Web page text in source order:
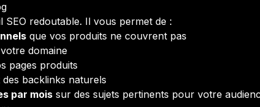
redoutable. Il vous permet de :
que vos produits ne couvrent pas
domaine
pages produits
backlinks naturels
par mois sur des sujets pertinents pour votre